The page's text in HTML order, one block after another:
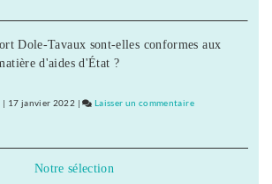
cherche
sa
Dole-Tavaux sont-elles conformes aux
d'aides d'État ?
| 17 janvier 2022 | Laisser un commentaireon
Notre sélection